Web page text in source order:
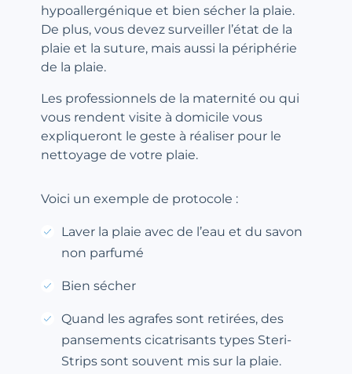
hypoallergénique et bien sécher la plaie.
De plus, vous devez surveiller l’état de la
plaie et la suture, mais aussi la périphérie
de la plaie.
Les professionnels de la maternité ou qui
vous rendent visite à domicile vous
expliqueront le geste à réaliser pour le
nettoyage de votre plaie.
Voici un exemple de protocole :
Laver la plaie avec de l’eau et du savon
non parfumé
Bien sécher
Quand les agrafes sont retirées, des
pansements cicatrisants types Steri-
Strips sont souvent mis sur la plaie.